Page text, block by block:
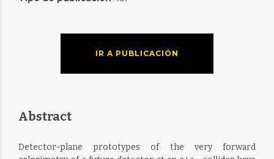
IR A PUBLICACIÓN
Abstract
Detector-plane prototypes of the very forward